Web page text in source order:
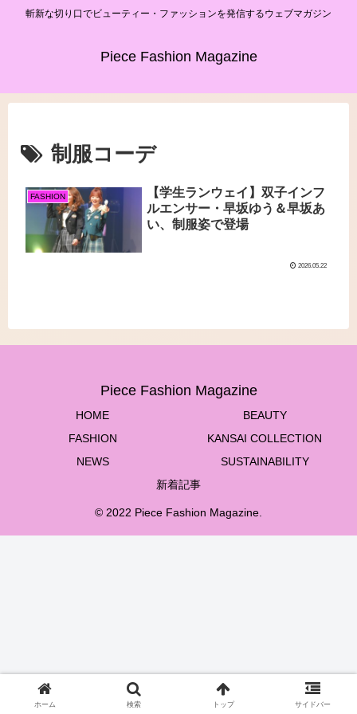
斬新な切り口でビューティー・ファッションを発信するウェブマガジン
Piece Fashion Magazine
制服コーデ
FASHION
【学生ランウェイ】双子インフ
ルエンサー・早坂ゆう＆早坂あ
い、制服姿で登場
2026.05.22
Piece Fashion Magazine
HOME
BEAUTY
FASHION
KANSAI COLLECTION
NEWS
SUSTAINABILITY
新着記事
© 2022 Piece Fashion Magazine.
ホーム 検索 トップ サイドバー